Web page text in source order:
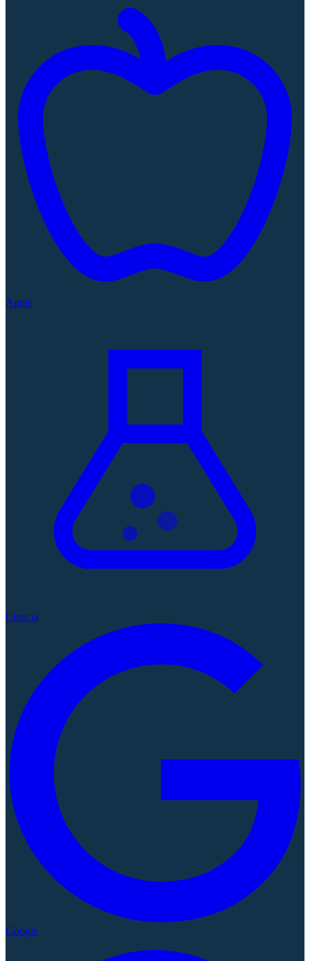
Apple
Ciencia
Google